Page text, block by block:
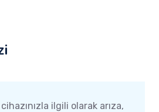
ilgili olarak arıza,